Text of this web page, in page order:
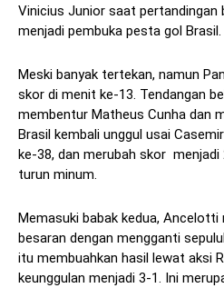
Vinicius Junior saat pertandingan
menjadi pembuka pesta gol Brasil.
Meski banyak tertekan, namun
skor di menit ke-13. Tendangan
membentur Matheus Cunha dan
Brasil kembali unggul usai
ke-38, dan merubah skor
turun minum.
Memasuki babak kedua,
besaran dengan mengganti
itu membuahkan hasil lewat aksi
keunggulan menjadi 3-1. Ini